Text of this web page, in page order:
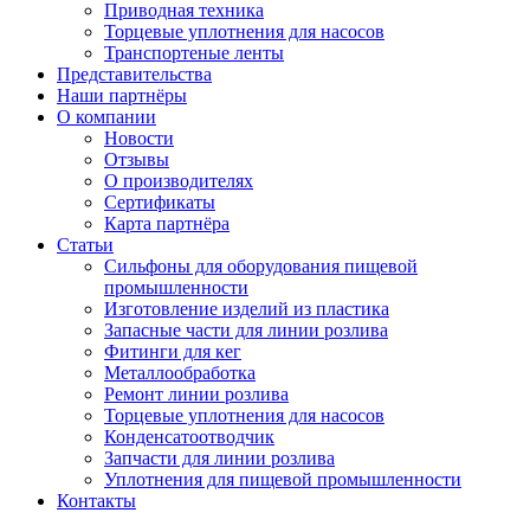
Приводная техника
Торцевые уплотнения для насосов
Транспортеные ленты
Представительства
Наши партнёры
О компании
Новости
Отзывы
О производителях
Сертификаты
Карта партнёра
Статьи
Сильфоны для оборудования пищевой
промышленности
Изготовление изделий из пластика
Запасные части для линии розлива
Фитинги для кег
Металлообработка
Ремонт линии розлива
Торцевые уплотнения для насосов
Конденсатоотводчик
Запчасти для линии розлива
Уплотнения для пищевой промышленности
Контакты